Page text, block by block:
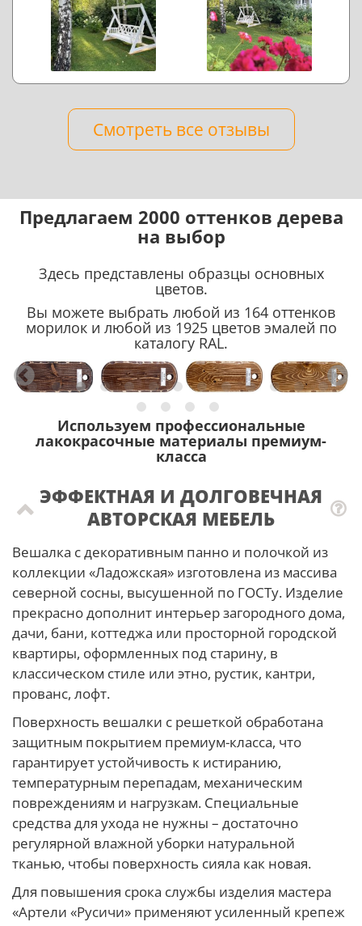
Смотреть все отзывы
Предлагаем 2000 оттенков дерева
на выбор
Здесь представлены образцы основных
цветов.
Вы можете выбрать любой из 164 оттенков
морилок и любой из 1925 цветов эмалей по
каталогу RAL.
Используем профессиональные
лакокрасочные материалы премиум-
класса
ЭФФЕКТНАЯ И ДОЛГОВЕЧНАЯ
АВТОРСКАЯ МЕБЕЛЬ
Вешалка с декоративным панно и полочкой из
коллекции «Ладожская» изготовлена из массива
северной сосны, высушенной по ГОСТу. Изделие
прекрасно дополнит интерьер загородного дома,
дачи, бани, коттеджа или просторной городской
квартиры, оформленных под старину, в
классическом стиле или этно, рустик, кантри,
прованс, лофт.
Поверхность вешалки с решеткой обработана
защитным покрытием премиум-класса, что
гарантирует устойчивость к истиранию,
температурным перепадам, механическим
повреждениям и нагрузкам. Специальные
средства для ухода не нужны – достаточно
регулярной влажной уборки натуральной
тканью, чтобы поверхность сияла как новая.
Для повышения срока службы изделия мастера
«Артели «Русичи» применяют усиленный крепеж